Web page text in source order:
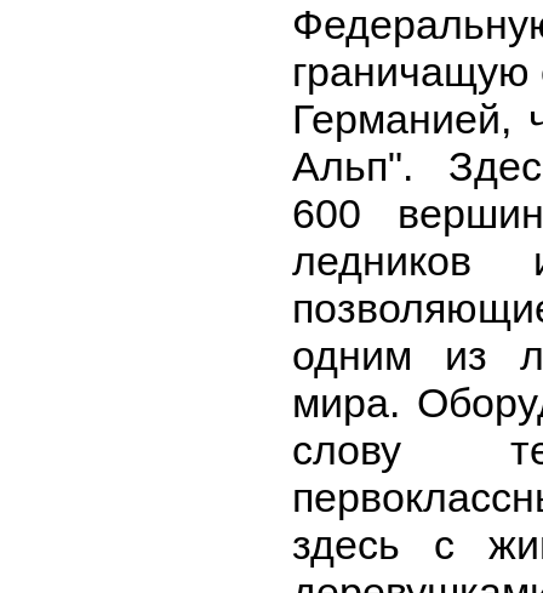
Германией,
Альп".
600
ледников
одним из
мира.
слову
здесь с